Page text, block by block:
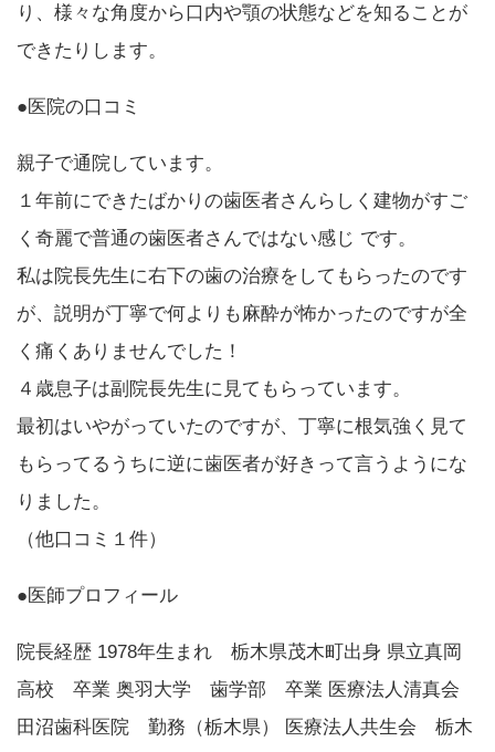
り、様々な角度から口内や顎の状態などを知ることが
できたりします。
●医院の口コミ
親子で通院しています。
１年前にできたばかりの歯医者さんらしく建物がすご
く奇麗で普通の歯医者さんではない感じ です。
私は院長先生に右下の歯の治療をしてもらったのです
が、説明が丁寧で何よりも麻酔が怖かったのですが全
く痛くありませんでした！
４歳息子は副院長先生に見てもらっています。
最初はいやがっていたのですが、丁寧に根気強く見て
もらってるうちに逆に歯医者が好きって言うようにな
りました。
（他口コミ１件）
●医師プロフィール
院長経歴 1978年生まれ 栃木県茂木町出身 県立真岡
高校 卒業 奥羽大学 歯学部 卒業 医療法人清真会
田沼歯科医院 勤務（栃木県） 医療法人共生会 栃木